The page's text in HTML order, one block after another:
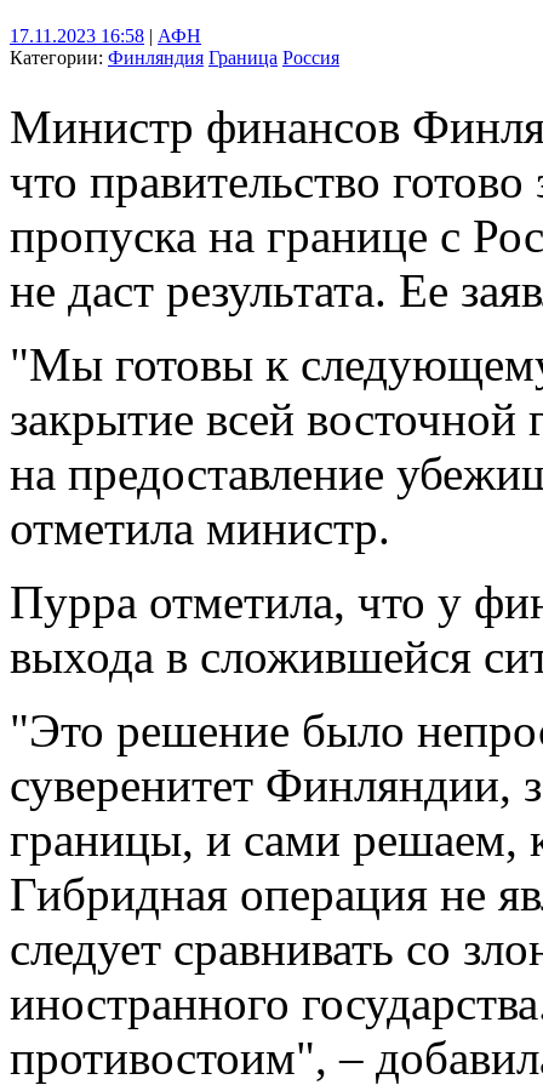
17.11.2023 16:58 | АФН
Категории: Финляндия Граница Россия
Министр финансов
что правительство
пропуска на границе с
не даст результата. Ее
"Мы готовы к
закрытие всей
на предоставление
отметила министр.
Пурра отметила, что у
выхода в сложившейся
"Это решение было
суверенитет
границы, и сами решаем,
Гибридная операция не
следует сравнивать со
иностранного
противостоим", –